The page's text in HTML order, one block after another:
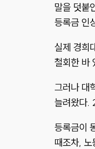
말을 덧붙
등록금 인
실제 경희
철회한 바
그러나 대
늘려왔다.
등록금이
때조차,